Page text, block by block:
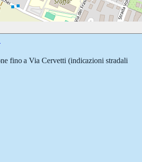
fino aVia Cervetti (indicazioni stradali